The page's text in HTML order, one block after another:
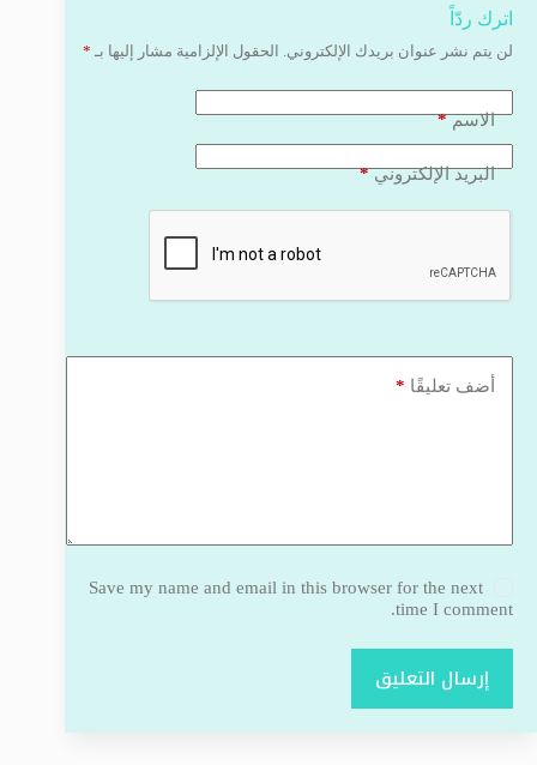
اترك ردّاً
لن يتم نشر عنوان بريدك الإلكتروني. الحقول الإلزامية مشار إليها بـ *
الاسم*
البريد الإلكتروني*
أضف تعليقًا *
Save my name and email in this browser for the next
time I comment.
إرسال التعليق